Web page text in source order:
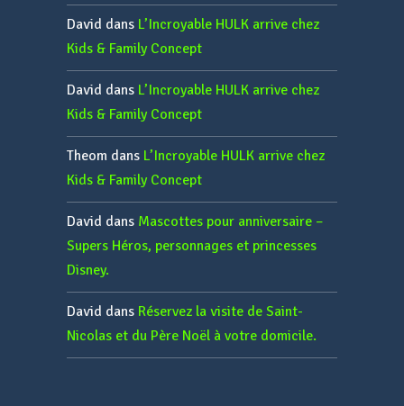
David dans L’Incroyable HULK arrive chez
Kids & Family Concept
David dans L’Incroyable HULK arrive chez
Kids & Family Concept
Theom dans L’Incroyable HULK arrive chez
Kids & Family Concept
David dans Mascottes pour anniversaire –
Supers Héros, personnages et princesses
Disney.
David dans Réservez la visite de Saint-
Nicolas et du Père Noël à votre domicile.